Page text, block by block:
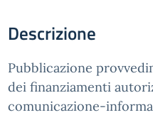
Descrizione
Pubblicazione
dei finanziamenti
comunicazione-